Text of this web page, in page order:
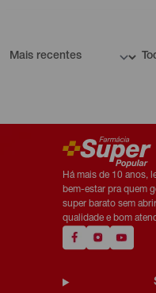
Há mais de 10 anos,
bem-estar pra quem
super barato sem
qualidade e bom